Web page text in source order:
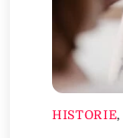
HISTORIE,